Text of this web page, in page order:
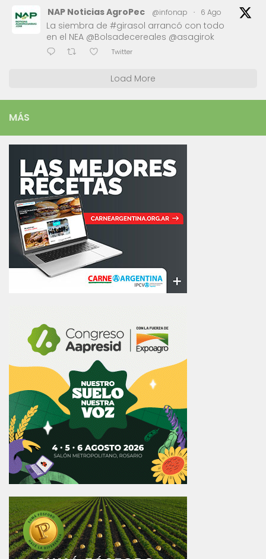
NAP Noticias AgroPec @infonap · 6 Ago
La siembra de #girasol arrancó con todo
en el NEA @Bolsadecereales @asagirok
Twitter
Load More
MÁS